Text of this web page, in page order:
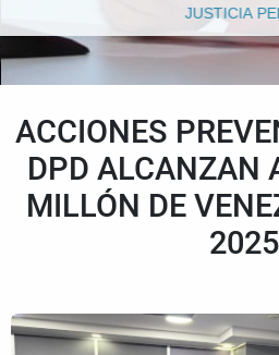
JUSTICIA
ACCIONES
DPD ALCANZAN
MILLÓN DE
2025